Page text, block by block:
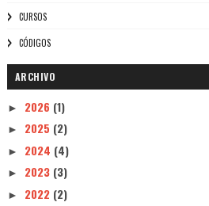
CURSOS
CÓDIGOS
ARCHIVO
► 2026 (1)
► 2025 (2)
► 2024 (4)
► 2023 (3)
► 2022 (2)